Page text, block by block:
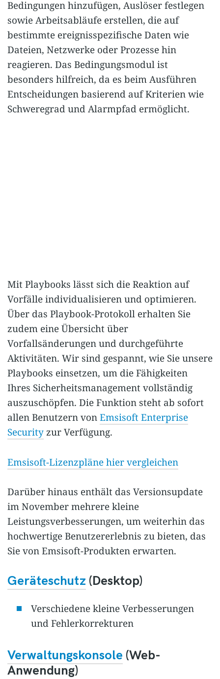
Bedingungen hinzufügen, Auslöser festlegen
sowie Arbeitsabläufe erstellen, die auf
bestimmte ereignisspezifische Daten wie
Dateien, Netzwerke oder Prozesse hin
reagieren. Das Bedingungsmodul ist
besonders hilfreich, da es beim Ausführen
Entscheidungen basierend auf Kriterien wie
Schweregrad und Alarmpfad ermöglicht.
Mit Playbooks lässt sich die Reaktion auf
Vorfälle individualisieren und optimieren.
Über das Playbook-Protokoll erhalten Sie
zudem eine Übersicht über
Vorfallsänderungen und durchgeführte
Aktivitäten. Wir sind gespannt, wie Sie unsere
Playbooks einsetzen, um die Fähigkeiten
Ihres Sicherheitsmanagement vollständig
auszuschöpfen. Die Funktion steht ab sofort
allen Benutzern vonEmsisoft Enterprise
Securityzur Verfügung.
Emsisoft-Lizenzpläne hier vergleichen
Darüber hinaus enthält das Versionsupdate
im November mehrere kleine
Leistungsverbesserungen, um weiterhin das
hochwertige Benutzererlebnis zu bieten, das
Sie von Emsisoft-Produkten erwarten.
Geräteschutz (Desktop)
Verschiedene kleine Verbesserungen
und Fehlerkorrekturen
Verwaltungskonsole (Web-
Anwendung)